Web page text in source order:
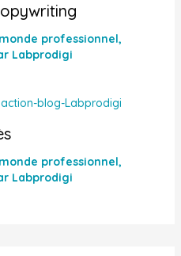
professionnel,
Labprodigi
professionnel,
Labprodigi